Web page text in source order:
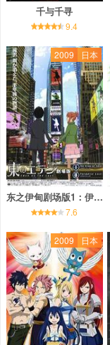
千与千寻
9.4
2009 日本
东之伊甸剧场版1：伊甸之王
7.6
2009 日本